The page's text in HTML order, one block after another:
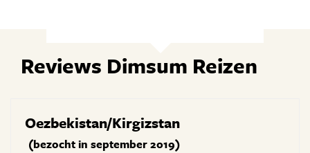
Reviews Dimsum Reizen
Oezbekistan/Kirgizstan
(bezocht in september 2019)